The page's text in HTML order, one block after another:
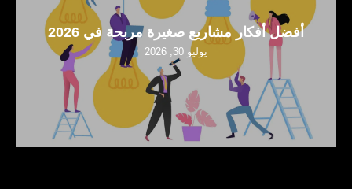
أفضل أفكار مشاريع صغيرة مربحة في 2026
يوليو 30, 2026